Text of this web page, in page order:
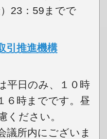
23：59までで
引推進機構
平日のみ、１０時
６時までです。昼
ください。
議所内にございま